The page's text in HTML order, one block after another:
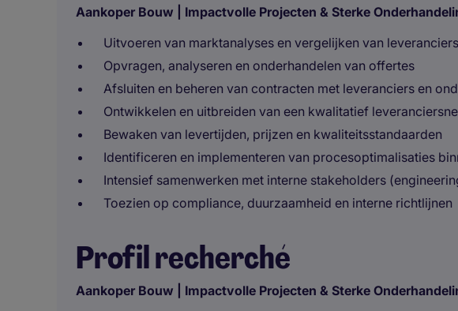
Aankoper Bouw | Impactvolle Projecten & Sterke
Uitvoeren van marktanalyses en vergelijken van leveranciers
Opvragen, analyseren en onderhandelen van offertes
Afsluiten en beheren van contracten met leveranciers en
Ontwikkelen en uitbreiden van een kwalitatief
Bewaken van levertijden, prijzen en kwaliteitsstandaarden
Identificeren en implementeren van procesoptimalisaties
Intensief samenwerken met interne stakeholders
Toezien op compliance, duurzaamheid en interne richtlijnen
Profil recherché
Aankoper Bouw | Impactvolle Projecten & Sterke